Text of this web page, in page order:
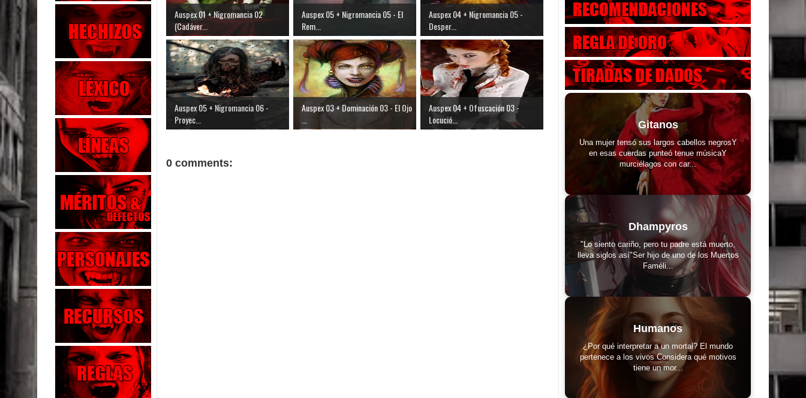
Auspex 01 + Nigromancia 02
(Cadáver...
Auspex 05 + Nigromancia 05 - El
Rem...
Auspex 04 + Nigromancia 05 -
Desper...
Auspex 05 + Nigromancia 06 -
Proyec...
Auspex 03 + Dominación 03 - El Ojo
Auspex 04 + Ofuscación 03 -
Locució...
0 comments:
Gitanos
Una mujer tensó sus largos cabellos negrosY
en esas cuerdas punteó tenue músicaY
murciélagos con car...
Dhampyros
"Lo siento cariño, pero tu padre está muerto,
lleva siglos así"Ser hijo de uno de los Muertos
Faméli...
Humanos
¿Por qué interpretar a un mortal? El mundo
pertenece a los vivos Considera qué motivos
tiene un mor...